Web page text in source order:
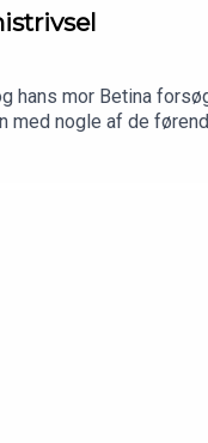
hans mor Betina
med nogle af de
- ja han
Og selvom